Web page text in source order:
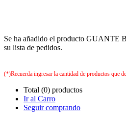
Se ha añadido el producto
su lista de pedidos.
(*)Recuerda ingresar la cantidad de productos que
Total (0) productos
Ir al Carro
Seguir comprando